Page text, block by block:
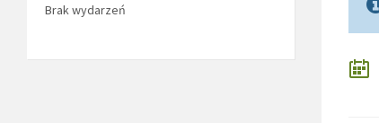
Brak wydarzeń